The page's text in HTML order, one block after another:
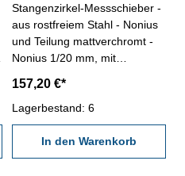
Stangenzirkel-Messschieber -
aus rostfreiem Stahl - Nonius
und Teilung mattverchromt -
Nonius 1/20 mm, mit
Vierkantstange -
auswechselbare HM-Spitzen
Messbereich : 1000 mm
157,20 €*
Lagerbestand: 6
In den Warenkorb